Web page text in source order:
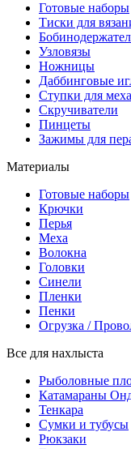
Готовые наборы
Тиски для
Узловязы
Ножницы
Даббинговые
Ступки для меха
Скручиватели
Пинцеты
Зажимы для
Материалы
Готовые наборы
Крючки
Перья
Меха
Волокна
Головки
Синели
Пленки
Пенки
Огрузка /
Все для нахлыста
Рыболовные
Катамараны
Тенкара
Сумки и тубусы
Рюкзаки